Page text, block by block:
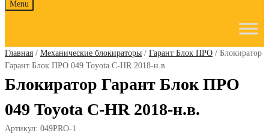
Skip
Menu
Главная / Механические блокираторы / Гарант Блок ПРО / Блокиратор
Гарант Блок ПРО 049 Toyota C-HR 2018-н.в.
Блокиратор Гарант Блок ПРО
049 Toyota C-HR 2018-н.в.
Артикул: 049PRO-1